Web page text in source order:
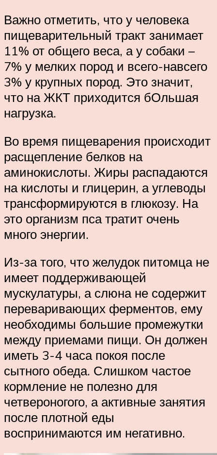
Важно отметить, что у человека
пищеварительный тракт занимает
11% от общего веса, а у собаки –
7% у мелких пород и всего-навсего
3% у крупных пород. Это значит,
что на ЖКТ приходится бОльшая
нагрузка.
Во время пищеварения происходит
расщепление белков на
аминокислоты. Жиры распадаются
на кислоты и глицерин, а углеводы
трансформируются в глюкозу. На
это организм пса тратит очень
много энергии.
Из-за того, что желудок питомца не
имеет поддерживающей
мускулатуры, а слюна не содержит
переваривающих ферментов, ему
необходимы большие промежутки
между приемами пищи. Он должен
иметь 3-4 часа покоя после
сытного обеда. Слишком частое
кормление не полезно для
четвероногого, а активные занятия
после плотной еды
воспринимаются им негативно.